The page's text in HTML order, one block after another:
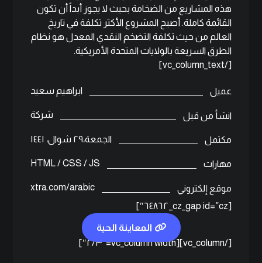
هذه المشاريع من الضخامة بحيث لا يجوز أبداً أن تكون
القائمة كاملة. أصبح المشروع الأكثر تكلفة في تاريخ
العالم من حيث تكلفة التضخم النقدي المعدل هو نظام
الطرق السريعة بالولايات المتحدة الأمريكية.
[/vc_column_text]
عميل ابراهيم سعيد
انشأ من قبل شركة
مكتمل الجمعة،٢٩ شوال، ١٤٤١
مهارات HTML / CSS / JS
موقع إلكتروني
xtra.com/arabic
[cz_gap id=”cz_٦٤٨٦٢″]
المعاينة الحية
[/vc_column][vc_column width=”٢/٣″]